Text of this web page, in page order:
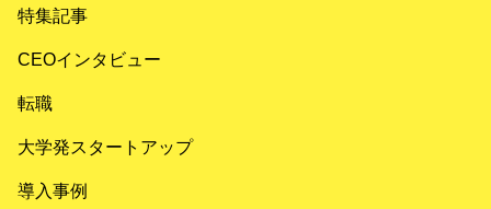
特集記事
CEOインタビュー
転職
大学発スタートアップ
導入事例